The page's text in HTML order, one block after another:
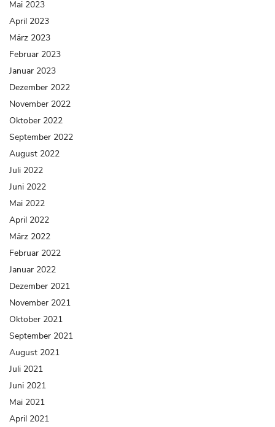
Mai 2023
April 2023
März 2023
Februar 2023
Januar 2023
Dezember 2022
November 2022
Oktober 2022
September 2022
August 2022
Juli 2022
Juni 2022
Mai 2022
April 2022
März 2022
Februar 2022
Januar 2022
Dezember 2021
November 2021
Oktober 2021
September 2021
August 2021
Juli 2021
Juni 2021
Mai 2021
April 2021